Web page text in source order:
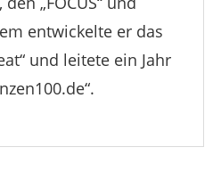
entwickelte er das
und leitete ein Jahr